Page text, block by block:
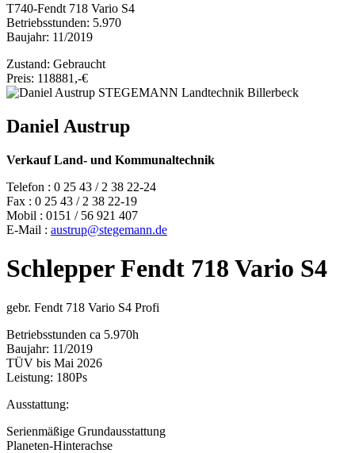
T740-Fendt 718 Vario S4
Betriebsstunden: 5.970
Baujahr: 11/2019
Zustand: Gebraucht
Preis: 118881,-€
Daniel Austrup
Verkauf Land- und Kommunaltechnik
Telefon : 0 25 43 / 2 38 22-24
Fax : 0 25 43 / 2 38 22-19
Mobil : 0151 / 56 921 407
E-Mail : austrup@stegemann.de
Schlepper Fendt 718 Vario S4
gebr. Fendt 718 Vario S4 Profi
Betriebsstunden ca 5.970h
Baujahr: 11/2019
TÜV bis Mai 2026
Leistung: 180Ps
Ausstattung:
Serienmäßige Grundausstattung
Planeten-Hinterachse